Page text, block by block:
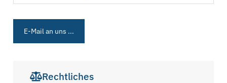
E-Mail an uns ...
Rechtliches